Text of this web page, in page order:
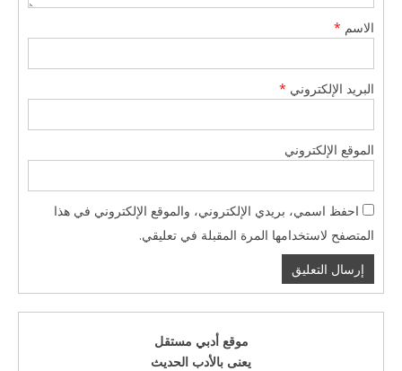
الاسم *
البريد الإلكتروني *
الموقع الإلكتروني
احفظ اسمي، بريدي الإلكتروني، والموقع الإلكتروني في هذا
المتصفح لاستخدامها المرة المقبلة في تعليقي.
موقع أدبي مستقل
يعنى بالأدب الحديث